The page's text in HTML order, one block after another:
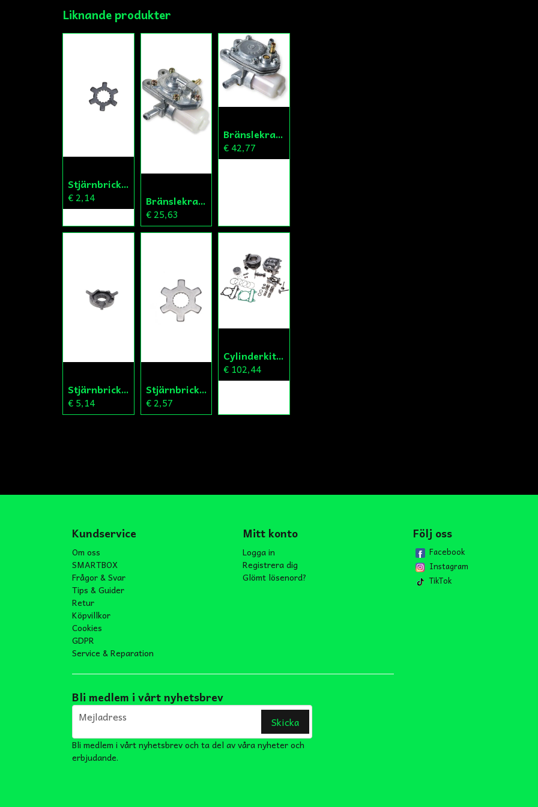
Liknande produkter
Stjärnbricka 16/14mm Yttre Remskiva
€ 2,14 Bränslekran/Vakuumpump PGO
€ 25,63
Bränslekran/Vakuumpump PGO
€ 42,77
Stjärnbricka 13/14mm
€ 5,14
Stjärnbricka 12/13mm Yttre Remskiva
€ 2,57
Cylinderkit Komplett 150cc GY6
€ 102,44
Kundservice
Om oss
SMARTBOX
Frågor & Svar
Tips & Guider
Retur
Köpvillkor
Cookies
GDPR
Service & Reparation
Mitt konto
Logga in
Registrera dig
Glömt lösenord?
Följ oss
Facebook
Instagram
TikTok
Bli medlem i vårt nyhetsbrev
email
Mejladress Skicka
Bli medlem i vårt nyhetsbrev och ta del av våra nyheter och
erbjudande.